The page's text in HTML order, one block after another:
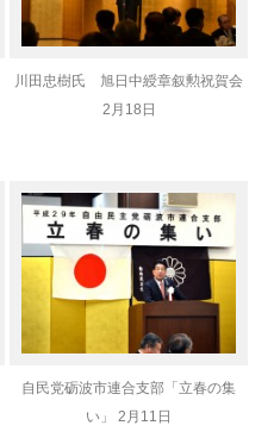
川田忠樹氏 旭日中綬章叙勲祝賀会
2月18日
自民党砺波市連合支部「立春の集
い」 2月11日